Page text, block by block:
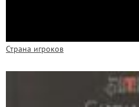
Страна игроков